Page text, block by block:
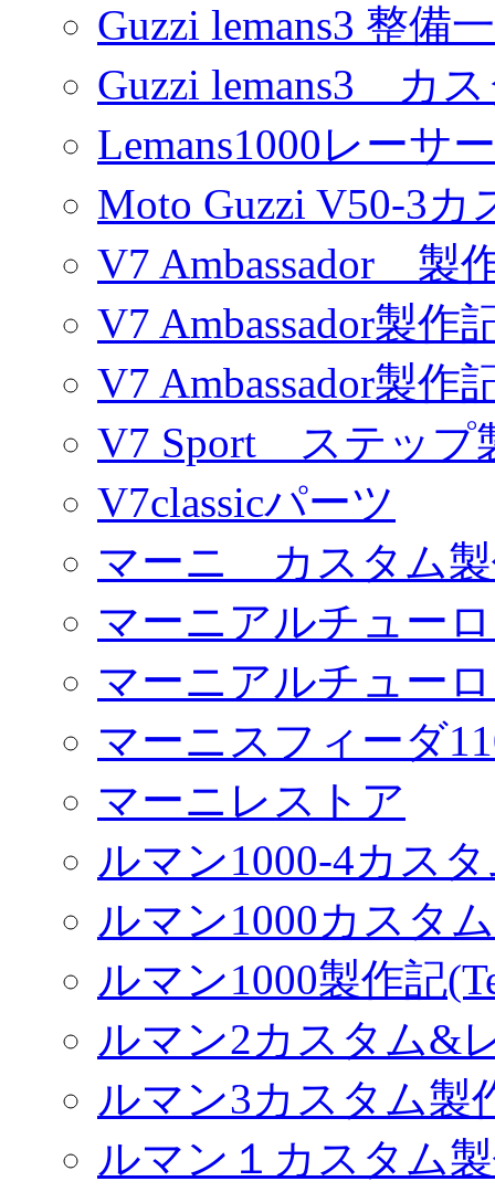
Guzzi lemans3 整備
Guzzi lemans3 カ
Lemans1000レーサ
Moto Guzzi V50-3カ
V7 Ambassador 製
V7 Ambassador製作
V7 Ambassador製作
V7 Sport ステップ
V7classicパーツ
マーニ カスタム
マーニアルチュー
マーニアルチュー
マーニスフィーダ
マーニレストア
ルマン1000-4カス
ルマン1000カスタ
ルマン1000製作記
ルマン2カスタム&
ルマン3カスタム製
ルマン１カスタム